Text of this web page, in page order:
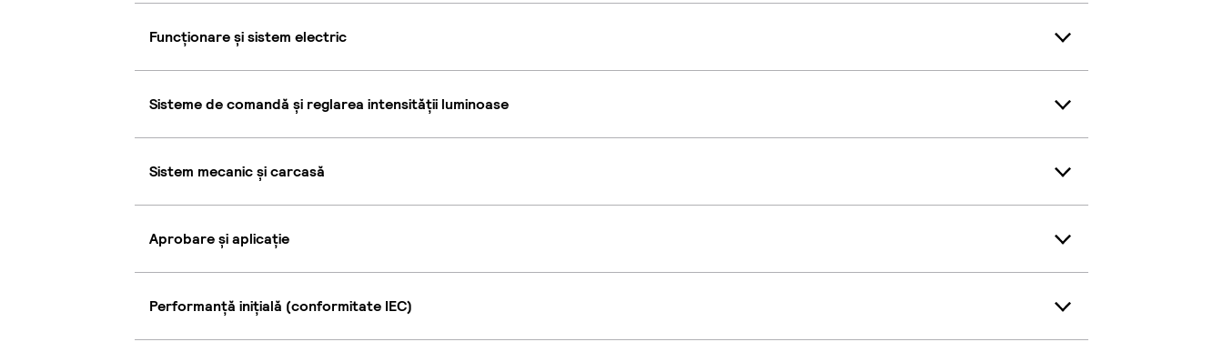
Funcționare și sistem electric
Sisteme de comandă și reglarea intensității luminoase
Sistem mecanic și carcasă
Aprobare și aplicație
Performanță inițială (conformitate IEC)